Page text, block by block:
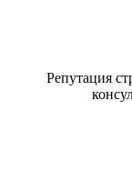
Репутация